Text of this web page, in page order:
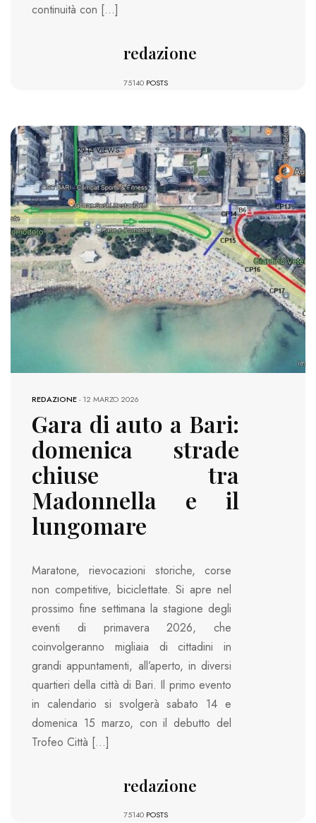
continuità con […]
redazione
75140 POSTS
2914 VIEWS
REDAZIONE-12 MARZO 2026
Gara di auto a Bari:
domenica strade
chiuse tra
Madonnella e il
lungomare
Maratone, rievocazioni storiche, corse
non competitive, biciclettate. Si apre nel
prossimo fine settimana la stagione degli
eventi di primavera 2026, che
coinvolgeranno migliaia di cittadini in
grandi appuntamenti, all’aperto, in diversi
quartieri della città di Bari. Il primo evento
in calendario si svolgerà sabato 14 e
domenica 15 marzo, con il debutto del
Trofeo Città […]
redazione
75140 POSTS